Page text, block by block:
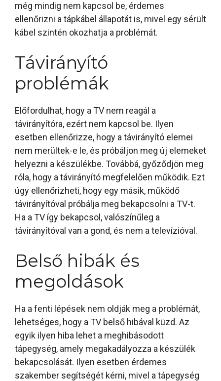
még mindig nem kapcsol be, érdemes
ellenőrizni a tápkábel állapotát is, mivel egy sérült
kábel szintén okozhatja a problémát.
Távirányító
problémák
Előfordulhat, hogy a TV nem reagál a
távirányítóra, ezért nem kapcsol be. Ilyen
esetben ellenőrizze, hogy a távirányító elemei
nem merültek-e le, és próbáljon meg új elemeket
helyezni a készülékbe. Továbbá, győződjön meg
róla, hogy a távirányító megfelelően működik. Ezt
úgy ellenőrizheti, hogy egy másik, működő
távirányítóval próbálja meg bekapcsolni a TV-t.
Ha a TV így bekapcsol, valószínűleg a
távirányítóval van a gond, és nem a televízióval.
Belső hibák és
megoldások
Ha a fenti lépések nem oldják meg a problémát,
lehetséges, hogy a TV belső hibával küzd. Az
egyik ilyen hiba lehet a meghibásodott
tápegység, amely megakadályozza a készülék
bekapcsolását. Ilyen esetben érdemes
szakember segítségét kérni, mivel a tápegység